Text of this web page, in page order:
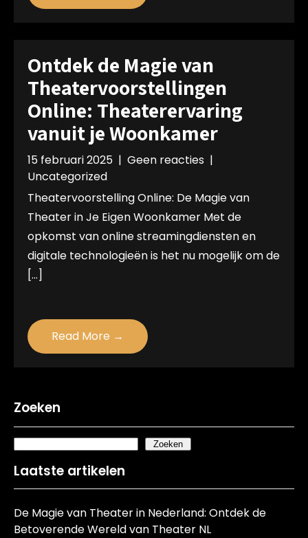
Ontdek de Magie van
Theatervoorstellingen
Online: Theaterervaring
vanuit je Woonkamer
15 februari 2025 | Geen reacties |
Uncategorized
Theatervoorstelling Online: De Magie van
Theater in Je Eigen Woonkamer Met de
opkomst van online streamingdiensten en
digitale technologieën is het nu mogelijk om de
[…]
Read More →
Zoeken
Zoeken
Laatste artikelen
De Magie van Theater in Nederland: Ontdek de
Betoverende Wereld van Theater NL